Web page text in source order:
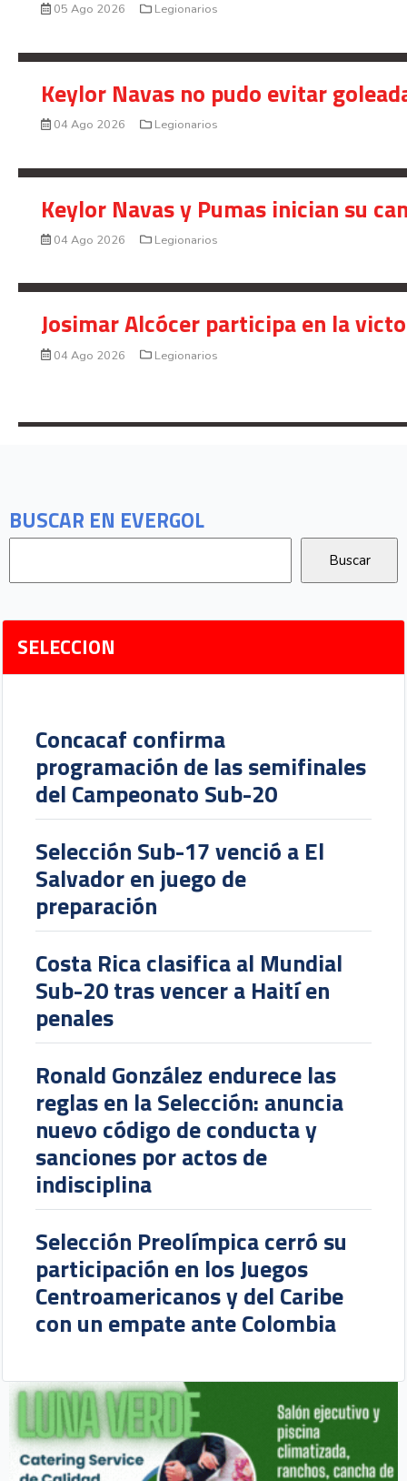
BUSCAR EN EVERGOL
SELECCION
Concacaf confirma
programación de las semifinales
del Campeonato Sub-20
Selección Sub-17 venció a El
Salvador en juego de
preparación
Costa Rica clasifica al Mundial
Sub-20 tras vencer a Haití en
penales
Ronald González endurece las
reglas en la Selección: anuncia
nuevo código de conducta y
sanciones por actos de
indisciplina
Selección Preolímpica cerró su
participación en los Juegos
Centroamericanos y del Caribe
con un empate ante Colombia
05 Ago 2026 Legionarios
Keylor Navas no pudo evitar
04 Ago 2026 Legionarios
Keylor Navas y Pumas inician su
04 Ago 2026 Legionarios
Josimar Alcócer participa en la
04 Ago 2026 Legionarios